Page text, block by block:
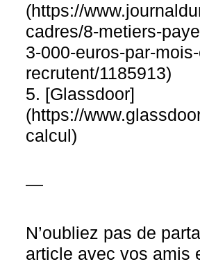
(https://
cadres/8-metiers-
3-000-euros-par-
recrutent/1185913)
5. [Glassdoor]
(https://
calcul)
—
N’oubliez pas de
article avec vos amis